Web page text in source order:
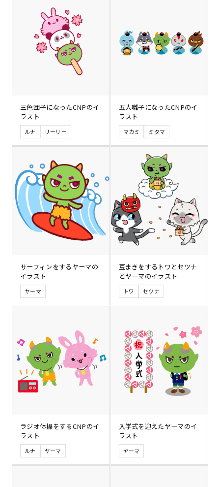
三色団子になったCNPのイ
ラスト
ルナ リーリー
五人囃子になったCNPのイ
ラスト
マカミ ミタマ
サーフィンをするヤーマの
イラスト
ヤーマ
豆まきをするトワとセツナ
とヤーマのイラスト
トワ セツナ
ラジオ体操をするCNPのイ
ラスト
ルナ ヤーマ
入学式を迎えたヤーマのイ
ラスト
ヤーマ